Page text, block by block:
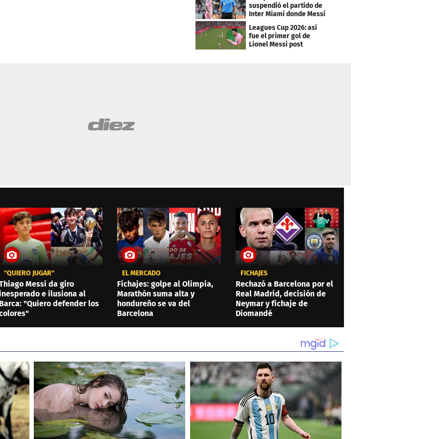
suspendió el partido de
Inter Miami donde Messi
Leagues Cup 2026: así
fue el primer gol de
Lionel Messi post
"QUIERO JUGAR"
Messi da giro
e ilusiona al
Barca: "Quiero defender los
EL MERCADO
Fichajes: golpe al Olimpia,
Marathón suma alta y
hondureño se va del
Barcelona
FICHAJES
Rechazó a Barcelona por el
Real Madrid, decisión de
Neymar y fichaje de
Diomandé